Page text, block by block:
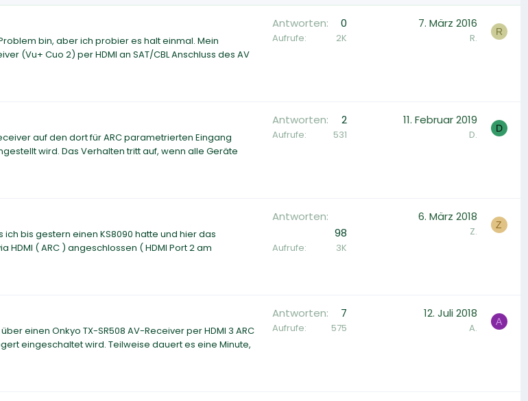
bin, aber ich probier es halt einmal. Mein
(Vu+ Cuo 2) per HDMI an SAT/CBL Anschluss des AV
Antworten 0
Aufrufe 2K
7. März 2016
R. R
auf den dort für ARC parametrierten Eingang
wird. Das Verhalten tritt auf, wenn alle Geräte
Antworten 2
Aufrufe 531
11. Februar 2019
D. D
bis gestern einen KS8090 hatte und hier das
( ARC ) angeschlossen ( HDMI Port 2 am
Antworten
98
Aufrufe 3K
6. März 2018
Z. Z
einen Onkyo TX-SR508 AV-Receiver per HDMI 3 ARC
eingeschaltet wird. Teilweise dauert es eine Minute,
Antworten 7
Aufrufe 575
12. Juli 2018
A. A